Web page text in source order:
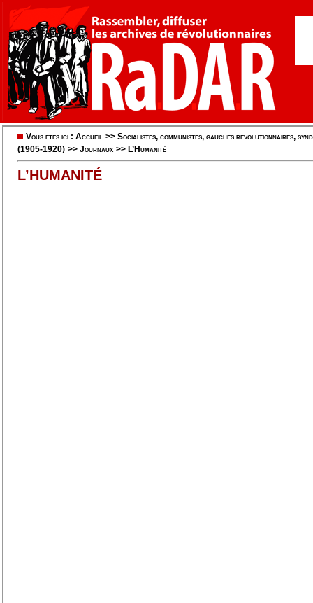
Vous êtes ici : Accueil >> Socialistes, communistes, gauches révolutionnaires,
(1905-1920) >> Journaux >> L’Humanité
L’HUMANITÉ